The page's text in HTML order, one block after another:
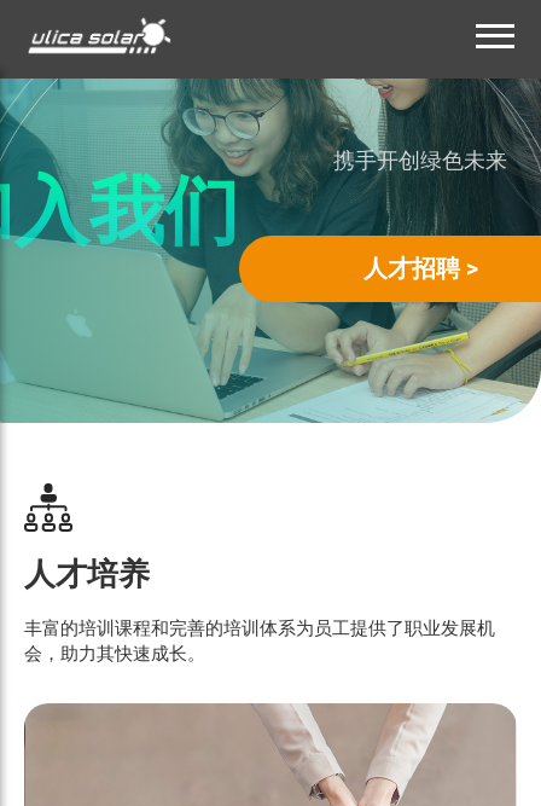
我们
携手开创绿色未来
人才招聘 >
人才培养
丰富的培训课程和完善的培训体系为员工提供了职业发展机
会，助力其快速成长。